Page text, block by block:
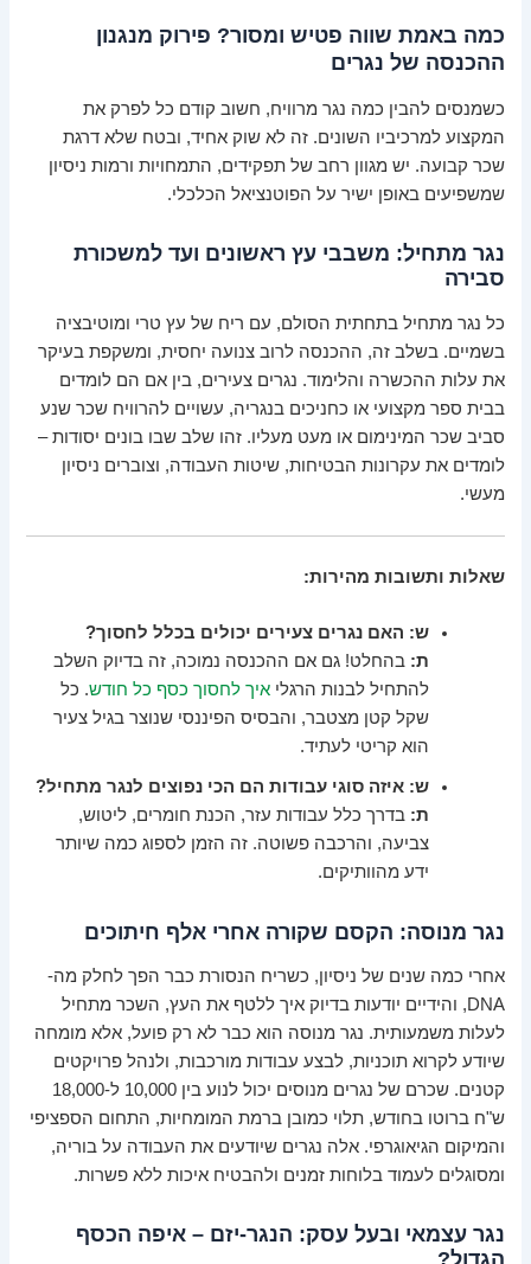
כמה באמת שווה פטיש ומסור? פירוק מנגנון
ההכנסה של נגרים
כשמנסים להבין כמה נגר מרוויח, חשוב קודם כל לפרק את
המקצוע למרכיביו השונים. זה לא שוק אחיד, ובטח שלא דרגת
שכר קבועה. יש מגוון רחב של תפקידים, התמחויות ורמות ניסיון
שמשפיעים באופן ישיר על הפוטנציאל הכלכלי.
נגר מתחיל: משבבי עץ ראשונים ועד למשכורת
סבירה
כל נגר מתחיל בתחתית הסולם, עם ריח של עץ טרי ומוטיבציה
בשמיים. בשלב זה, ההכנסה לרוב צנועה יחסית, ומשקפת בעיקר
את עלות ההכשרה והלימוד. נגרים צעירים, בין אם הם לומדים
בבית ספר מקצועי או כחניכים בנגריה, עשויים להרוויח שכר שנע
סביב שכר המינימום או מעט מעליו. זהו שלב שבו בונים יסודות –
לומדים את עקרונות הבטיחות, שיטות העבודה, וצוברים ניסיון
מעשי.
שאלות ותשובות מהירות:
ש: האם נגרים צעירים יכולים בכלל לחסוך?
ת: בהחלט! גם אם ההכנסה נמוכה, זה בדיוק השלב
להתחיל לבנות הרגליאיך לחסוך כסף כל חודש. כל
שקל קטן מצטבר, והבסיס הפיננסי שנוצר בגיל צעיר
הוא קריטי לעתיד.
ש: איזה סוגי עבודות הם הכי נפוצים לנגר מתחיל?
ת: בדרך כלל עבודות עזר, הכנת חומרים, ליטוש,
צביעה, והרכבה פשוטה. זה הזמן לספוג כמה שיותר
ידע מהוותיקים.
נגר מנוסה: הקסם שקורה אחרי אלף חיתוכים
אחרי כמה שנים של ניסיון, כשריח הנסורת כבר הפך לחלק מה-
DNA, והידיים יודעות בדיוק איך ללטף את העץ, השכר מתחיל
לעלות משמעותית. נגר מנוסה הוא כבר לא רק פועל, אלא מומחה
שיודע לקרוא תוכניות, לבצע עבודות מורכבות, ולנהל פרויקטים
קטנים. שכרם של נגרים מנוסים יכול לנוע בין 10,000 ל-18,000
ש"ח ברוטו בחודש, תלוי כמובן ברמת המומחיות, התחום הספציפי
והמיקום הגיאוגרפי. אלה נגרים שיודעים את העבודה על בוריה,
ומסוגלים לעמוד בלוחות זמנים ולהבטיח איכות ללא פשרות.
נגר עצמאי ובעל עסק: הנגר-יזם – איפה הכסף